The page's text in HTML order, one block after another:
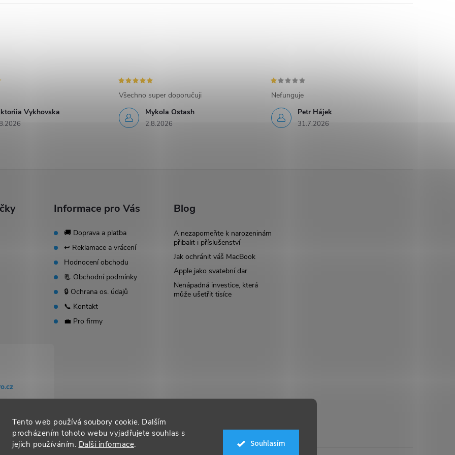
Tento web používá soubory cookie. Dalším
procházením tohoto webu vyjadřujete souhlas s
jejich používáním. Další informace. Souhlasím
Vykhovska
Mykola Ostash
2.8.2026
Všechno super doporučuji
Petr Hájek
31.7.2026
Nefunguje
Informace pro Vás
🚚 Doprava a platba
↩️ Reklamace a vrácení
Hodnocení obchodu
📃 Obchodní podmínky
🔒 Ochrana os. údajů
📞 Kontakt
💼 Pro firmy
Blog
A nezapomeňte k narozeninám
přibalit i příslušenství
Jak ochránit váš MacBook
Apple jako svatební dar
Nenápadná investice, která
může ušetřit tisíce